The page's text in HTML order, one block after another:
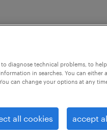
事務
diagnose technical problems, to
in searches. You can either
can change your options at any
all cookies accept